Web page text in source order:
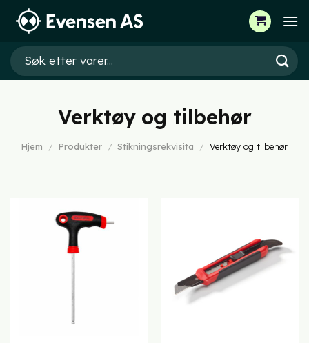
Søk
etter:
Verktøy og tilbehør
Hjem / Produkter / Stikningsrekvisita / Verktøy og tilbehør